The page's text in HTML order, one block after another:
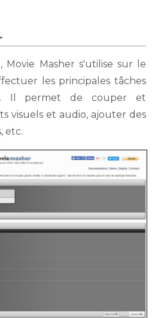
Movie Masher s'utilise sur le
les principales tâches
Il permet de couper et
visuels et audio, ajouter des
etc.